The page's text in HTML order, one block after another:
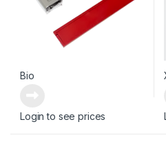
Bio
Login to see prices